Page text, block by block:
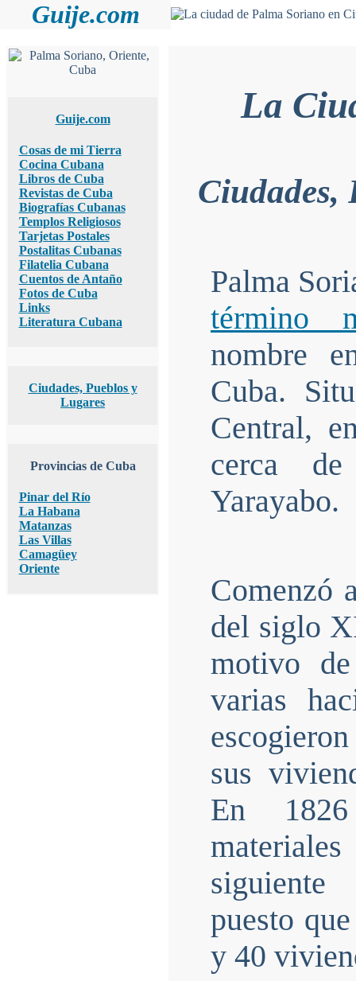
Guije.com
Guije.com
Cosas de mi Tierra
Cocina Cubana
Libros de Cuba
Revistas de Cuba
Biografías Cubanas
Templos Religiosos
Tarjetas Postales
Postalitas Cubanas
Filatelia Cubana
Cuentos de Antaño
Fotos de Cuba
Links
Literatura Cubana
Ciudades, Pueblos y
Lugares
Provincias de Cuba
Pinar del Río
La Habana
Matanzas
Las Villas
Camagüey
Oriente
La
Ciudades,
Palma
término
nombre
Cuba.
Central,
cerca
Yarayabo.
Comenzó
del siglo
motivo
varias
sus
En
puesto
y 40